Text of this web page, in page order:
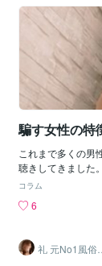
騙す女性の特
これまで多くの男
聴きしてきました
ことがあります。
もちろん 全ての女
ケースには 似た
す。 今日はその特
コラム
6
礼 元No1風俗嬢
精神保健福祉士